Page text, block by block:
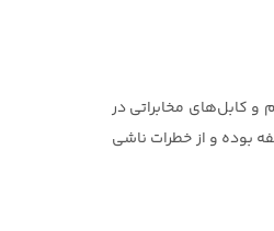
و کابل‌های مخابراتی در
بوده و از خطرات ناشی